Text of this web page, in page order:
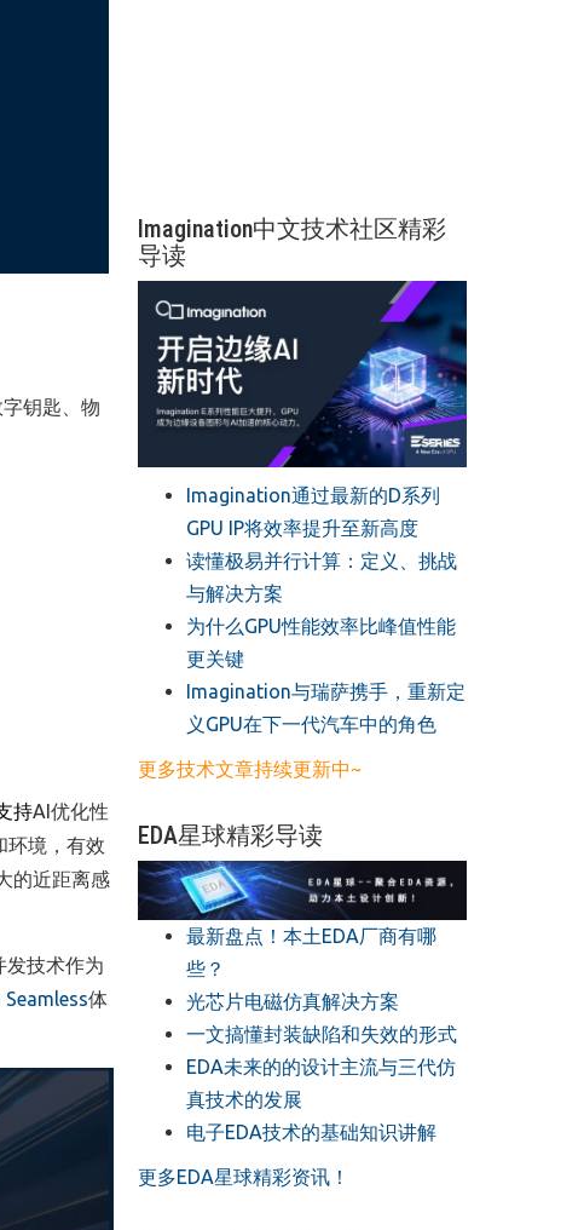
钥匙、物
持AI 优化性
环境，有效
的近距离感
发技术作为
体
Imagination中文技术社区精彩
导读
Imagination通过最新的D系列
GPU IP将效率提升至新高度
读懂极易并行计算：定义、挑战
与解决方案
​为什么GPU性能效率比峰值性能
更关键
​Imagination与瑞萨携手，重新定
义GPU在下一代汽车中的角色
更多技术文章持续更新中~
EDA星球精彩导读
最新盘点！本土EDA厂商有哪
些？
光芯片电磁仿真解决方案
一文搞懂封装缺陷和失效的形式
EDA未来的的设计主流与三代仿
真技术的发展
电子EDA技术的基础知识讲解
更多EDA星球精彩资讯！